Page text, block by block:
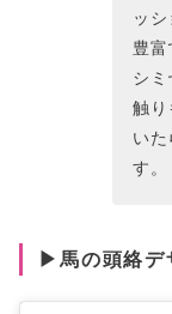
ッ
豊富
シミ
触り
いた
す。
▶馬の頭絡デ